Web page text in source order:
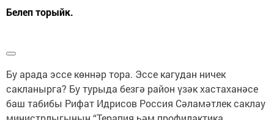
Белеп торыйк.
Бу арада эссе көннәр тора. Эссе кагудан ничек
сакланырга? Бу турыда безгә район үзәк хастаханәсе
баш табибы Рифат Идрисов Россия Сәламәтлек саклау